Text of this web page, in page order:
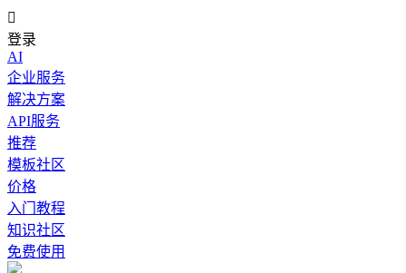

登录
AI
企业服务
解决方案
API服务
推荐
模板社区
价格
入门教程
知识社区
免费使用